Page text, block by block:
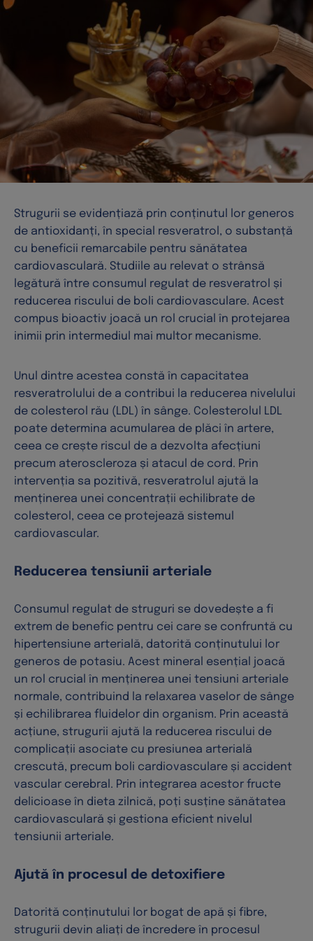
Strugurii se evidențiază prin conținutul lor generos
de antioxidanți, în special resveratrol, o substanță
cu beneficii remarcabile pentru sănătatea
cardiovasculară. Studiile au relevat o strânsă
legătură între consumul regulat de resveratrol și
reducerea riscului de boli cardiovasculare. Acest
compus bioactiv joacă un rol crucial în protejarea
inimii prin intermediul mai multor mecanisme.
Unul dintre acestea constă în capacitatea
resveratrolului de a contribui la reducerea nivelului
de colesterol rău (LDL) în sânge. Colesterolul LDL
poate determina acumularea de plăci în artere,
ceea ce crește riscul de a dezvolta afecțiuni
precum ateroscleroza și atacul de cord. Prin
intervenția sa pozitivă, resveratrolul ajută la
menținerea unei concentrații echilibrate de
colesterol, ceea ce protejează sistemul
cardiovascular.
Reducerea tensiunii arteriale
Consumul regulat de struguri se dovedește a fi
extrem de benefic pentru cei care se confruntă cu
hipertensiune arterială, datorită conținutului lor
generos de potasiu. Acest mineral esențial joacă
un rol crucial în menținerea unei tensiuni arteriale
normale, contribuind la relaxarea vaselor de sânge
și echilibrarea fluidelor din organism. Prin această
acțiune, strugurii ajută la reducerea riscului de
complicații asociate cu presiunea arterială
crescută, precum boli cardiovasculare și accident
vascular cerebral. Prin integrarea acestor fructe
delicioase în dieta zilnică, poți susține sănătatea
cardiovasculară și gestiona eficient nivelul
tensiunii arteriale.
Ajută în procesul de detoxifiere
Datorită conținutului lor bogat de apă și fibre,
strugurii devin aliați de încredere în procesul